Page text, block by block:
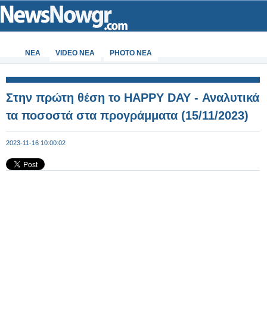
ΝΕΑ VIDEO NEA PHOTO NEA
Στην πρώτη θέση το HAPPY DAY - Αναλυτικά
τα ποσοστά στα προγράμματα (15/11/2023)
2023-11-16 10:00:02